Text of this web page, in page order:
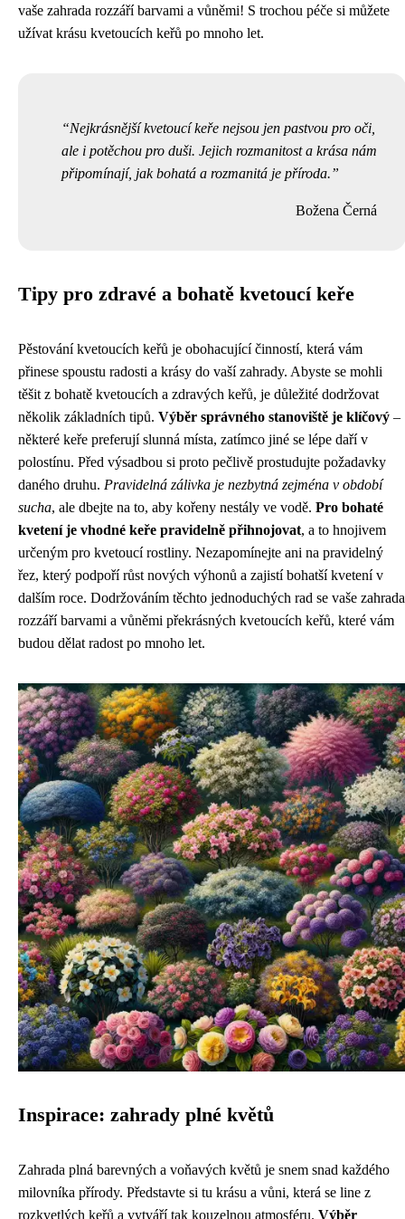
vaše zahrada rozzáří barvami a vůněmi! S trochou péče si můžete
užívat krásu kvetoucích keřů po mnoho let.
Nejkrásnější kvetoucí keře nejsou jen pastvou pro oči,
ale i potěchou pro duši. Jejich rozmanitost a krása nám
připomínají, jak bohatá a rozmanitá je příroda.
Božena Černá
Tipy pro zdravé a bohatě kvetoucí keře
Pěstování kvetoucích keřů je obohacující činností, která vám
přinese spoustu radosti a krásy do vaší zahrady. Abyste se mohli
těšit z bohatě kvetoucích a zdravých keřů, je důležité dodržovat
několik základních tipů. Výběr správného stanoviště je klíčový –
některé keře preferují slunná místa, zatímco jiné se lépe daří v
polostínu. Před výsadbou si proto pečlivě prostudujte požadavky
daného druhu. Pravidelná zálivka je nezbytná zejména v období
sucha, ale dbejte na to, aby kořeny nestály ve vodě. Pro bohaté
kvetení je vhodné keře pravidelně přihnojovat, a to hnojivem
určeným pro kvetoucí rostliny. Nezapomínejte ani na pravidelný
řez, který podpoří růst nových výhonů a zajistí bohatší kvetení v
dalším roce. Dodržováním těchto jednoduchých rad se vaše zahrada
rozzáří barvami a vůněmi překrásných kvetoucích keřů, které vám
budou dělat radost po mnoho let.
Inspirace: zahrady plné květů
Zahrada plná barevných a voňavých květů je snem snad každého
milovníka přírody. Představte si tu krásu a vůni, která se line z
rozkvetlých keřů a vytváří tak kouzelnou atmosféru. Výběr